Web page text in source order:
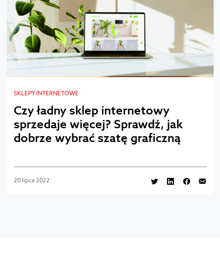
SKLEPY INTERNETOWE
Czy ładny sklep internetowy
sprzedaje więcej? Sprawdź, jak
dobrze wybrać szatę graficzną
20 lipca 2022